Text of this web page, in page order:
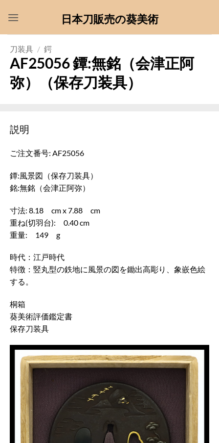
日本刀販売の葵美術
刀装具 / 鍔
AF25056 鐔:無銘（会津正阿
弥）（保存刀装具）
説明
ご注文番号: AF25056
鐔:風景図（保存刀装具）
銘:無銘（会津正阿弥）
寸法: 8.18 cm x 7.88 cm
重ね(切羽台): 0.40 cm
重量: 149 g
時代：江戸時代
特徴：竪丸型の鉄地に風景の図を鋤出高彫り、象嵌色絵
する。
桐箱
葵美術評価鑑定書
保存刀装具